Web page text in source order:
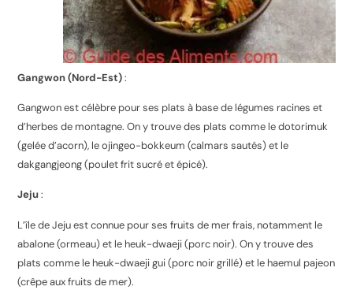
Gangwon (Nord-Est):
Gangwon est célèbre pour ses plats à base de légumes racines et
d’herbes de montagne. On y trouve des plats comme le dotorimuk
(gelée d’acorn), le ojingeo-bokkeum (calmars sautés) et le
dakgangjeong (poulet frit sucré et épicé).
Jeju:
L’île de Jeju est connue pour ses fruits de mer frais, notamment le
abalone (ormeau) et le heuk-dwaeji (porc noir). On y trouve des
plats comme le heuk-dwaeji gui (porc noir grillé) et le haemul pajeon
(crêpe aux fruits de mer).